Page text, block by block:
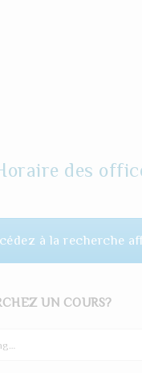
des
à la recherche
UN COURS?